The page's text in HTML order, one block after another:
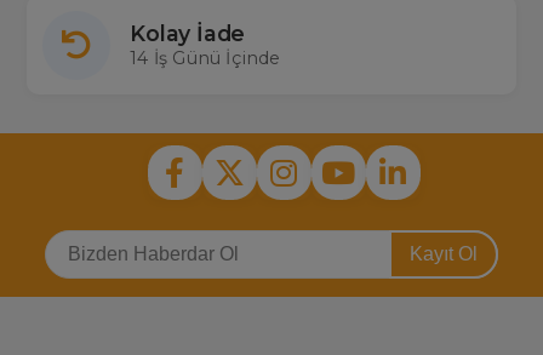
Kolay İade
14 İş Günü İçinde
Kayıt Ol